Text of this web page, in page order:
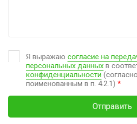
Я выражаю согласие на
персональных данных в
конфиденциальности
поименованным в п. 4.2.1) *
Отправить